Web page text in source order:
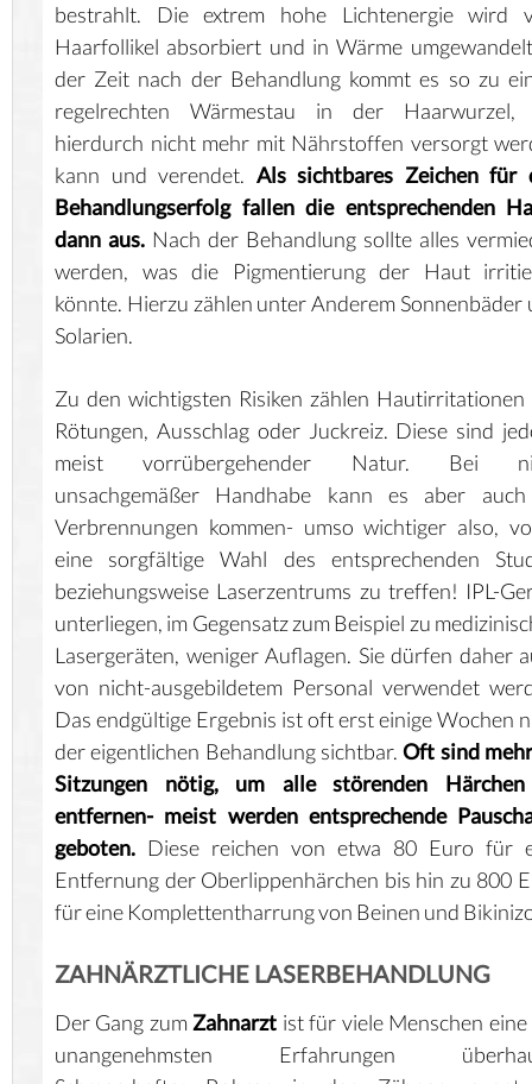
bestrahlt. Die extrem hohe Lichtenergie wird
Haarfollikel absorbiert und in Wärme
der Zeit nach der Behandlung kommt es so zu
regelrechten Wärmestau in der Haarwurzel,
hierdurch nicht mehr mit Nährstoffen versorgt
kann und verendet. Als sichtbares Zeichen für
Behandlungserfolg fallen die entsprechenden
dann aus. Nach der Behandlung sollte alles
werden, was die Pigmentierung der Haut
könnte. Hierzu zählen unter Anderem Sonnenbäder
Solarien.
Zu den wichtigsten Risiken zählen Hautirritationen
Rötungen, Ausschlag oder Juckreiz. Diese sind
meist vorrübergehender Natur. Bei
unsachgemäßer Handhabe kann es aber
Verbrennungen kommen- umso wichtiger also,
eine sorgfältige Wahl des entsprechenden
beziehungsweise Laserzentrums zu treffen! IPL-
unterliegen, im Gegensatz zum Beispiel zu
Lasergeräten, weniger Auflagen. Sie dürfen daher
von nicht-ausgebildetem Personal verwendet
Das endgültige Ergebnis ist oft erst einige Wochen
der eigentlichen Behandlung sichtbar.Oft sind
Sitzungen nötig, um alle störenden
entfernen- meist werden entsprechende
geboten. Diese reichen von etwa 80 Euro für
Entfernung der Oberlippenhärchen bis hin zu 800
für eine Komplettentharrung von Beinen und
ZAHNÄRZTLICHE LASERBEHANDLUNG
Der Gang zum Zahnarzt ist für viele Menschen
unangenehmsten Erfahrungen